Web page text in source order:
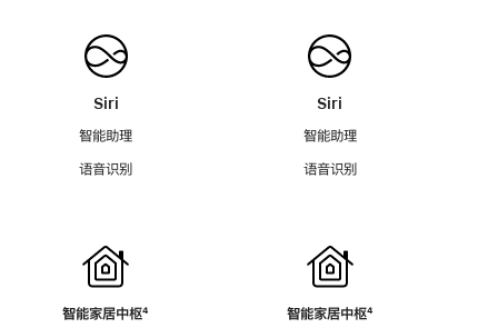
Siri
智能助理
语音识别
智能家居中枢脚
⁴
Siri
智能助理
语音识别
智能家居中枢脚
⁴